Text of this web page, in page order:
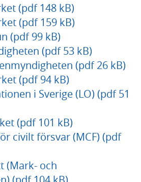
(pdf 148 kB)
(pdf 159 kB)
(pdf 99 kB)
(pdf 53 kB)
(pdf 26 kB)
(pdf 94 kB)
i Sverige (LO) (pdf 51
(pdf 101 kB)
civilt försvar (MCF) (pdf
(Mark- och